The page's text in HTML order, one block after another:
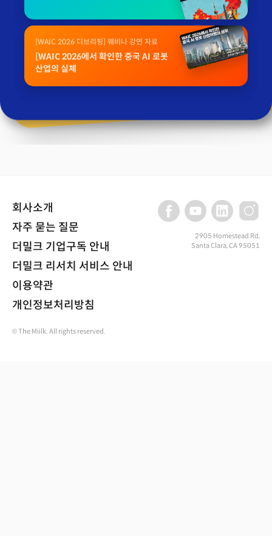
[WAIC 2026 디브리핑] 웨비나 강연 자료
[WAIC 2026에서 확인한 중국 AI 로봇
산업의 실체
회사소개
자주 묻는 질문
더밀크 기업구독 안내
더밀크 리서치 서비스 안내
이용약관
개인정보처리방침
2905 Homestead Rd,
Santa Clara, CA 95051
© The Miilk. All rights reserved.